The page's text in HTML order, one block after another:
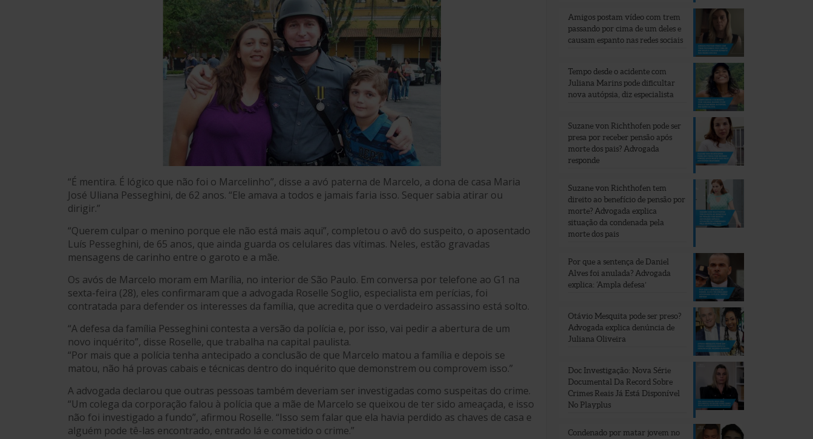
“É mentira. É lógico que não foi o Marcelinho”, disse a avó paterna de Marcelo, a dona de casa Maria
José Uliana Pesseghini, de 62 anos. “Ele amava a todos e jamais faria isso. Sequer sabia atirar ou
dirigir.”
“Querem culpar o menino porque ele não está mais aqui”, completou o avô do suspeito, o aposentado
Luís Pesseghini, de 65 anos, que ainda guarda os celulares das vítimas. Neles, estão gravadas
mensagens de carinho entre o garoto e a mãe.
Os avós de Marcelo moram em Marília, no interior de São Paulo. Em conversa por telefone ao G1 na
sexta-feira (28), eles confirmaram que a advogada Roselle Soglio, especialista em perícias, foi
contratada para defender os interesses da família, que acredita que o verdadeiro assassino está solto.
“A defesa da família Pesseghini contesta a versão da polícia e, por isso, vai pedir a abertura de um
novo inquérito”, disse Roselle, que trabalha na capital paulista.
“Por mais que a polícia tenha antecipado a conclusão de que Marcelo matou a família e depois se
matou, não há provas cabais e técnicas dentro do inquérito que demonstrem ou comprovem isso.”
A advogada declarou que outras pessoas também deveriam ser investigadas como suspeitas do crime.
“Um colega da corporação falou à polícia que a mãe de Marcelo se queixou de ter sido ameaçada, e isso
não foi investigado a fundo”, afirmou Roselle. “Isso sem falar que ela havia perdido as chaves de casa e
alguém pode tê-las encontrado, entrado lá e cometido o crime.”
Amigos postam vídeo com trem
passando por cima de um deles e
causam espanto nas redes sociais
Tempo desde o acidente com
Juliana Marins pode dificultar
nova autópsia, diz especialista
Suzane von Richthofen pode ser
presa por receber pensão após
morte dos pais? Advogada
responde
Suzane von Richthofen tem
direito ao benefício de pensão por
morte? Advogada explica
situação da condenada pela
morte dos pais
Por que a sentença de Daniel
Alves foi anulada? Advogada
explica: ‘Ampla defesa’
Otávio Mesquita pode ser preso?
Advogada explica denúncia de
Juliana Oliveira
Doc Investigação: Nova Série
Documental Da Record Sobre
Crimes Reais Já Está Disponível
No Playplus
Condenado por matar jovem no